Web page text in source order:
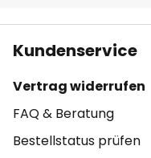
Kundenservice
Vertrag widerrufen
FAQ & Beratung
Bestellstatus prüfen